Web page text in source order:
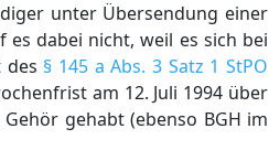
unter Übersendung einer
es dabei nicht, weil es sich bei
des § 145 a Abs. 3 Satz 1 StPO
am 12. Juli 1994 über
gehabt (ebenso BGH im